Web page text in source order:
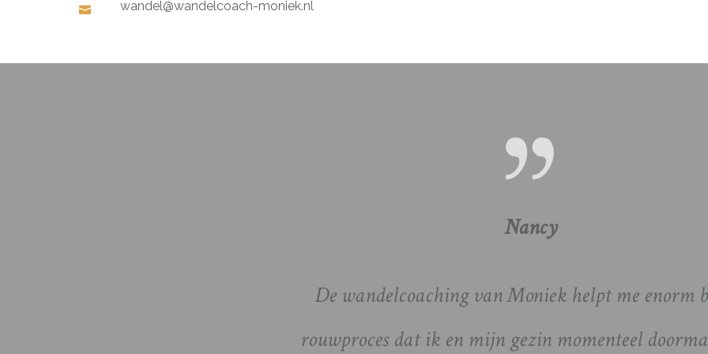
wandel@wandelcoach-moniek.nl
Nancy
De wandelcoaching van Moniek helpt me enorm
rouwproces dat ik en mijn gezin momenteel